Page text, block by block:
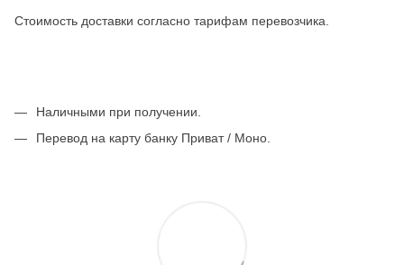
Стоимость доставки согласно тарифам перевозчика.
Наличными при получении.
Перевод на карту банку Приват / Моно.